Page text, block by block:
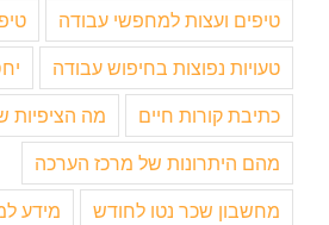
טיפים ועצות למחפשי עבודה
טעויות נפוצות בחיפוש עבודה
כתיבת קורות חיים מה הציפיות
מהם היתרונות של מרכז הערכה
מחשבון שכר נטו לחודש מידע